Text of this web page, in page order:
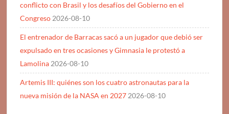
conflicto con Brasil y los desafíos del Gobierno en el
Congreso 2026-08-10
El entrenador de Barracas sacó a un jugador que debió ser
expulsado en tres ocasiones y Gimnasia le protestó a
Lamolina 2026-08-10
Artemis III: quiénes son los cuatro astronautas para la
nueva misión de la NASA en 2027 2026-08-10